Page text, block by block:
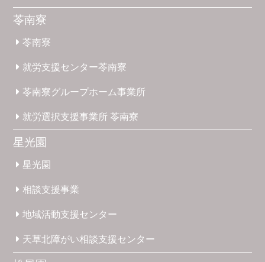
苓南寮
苓南寮
就労支援センター苓南寮
苓南寮グループホーム事業所
就労選択支援事業所苓南寮
星光園
星光園
相談支援事業
地域活動支援センター
天草北障がい相談支援センター